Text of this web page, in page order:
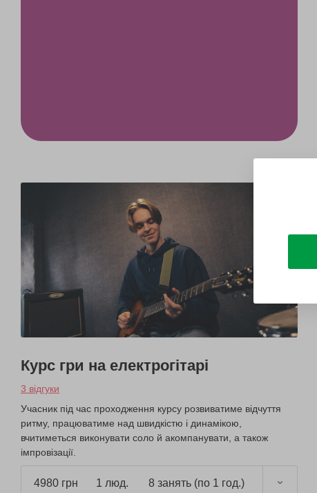
Курс гри на електрогітарі
3 відгуки
Учасник під час проходження курсу розвиватиме відчуття
ритму, працюватиме над швидкістю і динамікою,
вчитиметься виконувати соло й акомпанувати, а також
імпровізації.
4980 грн 1 люд. 8 занять (по 1 год.)